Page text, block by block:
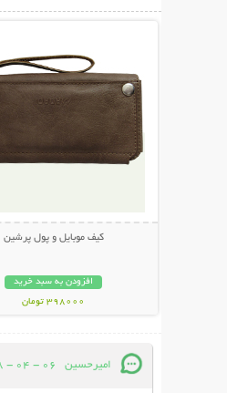
کیف موبایل و پول پرشین
افزودن به سبد خرید
398000 تومان
امیرحسین 06 - 04 - 1398